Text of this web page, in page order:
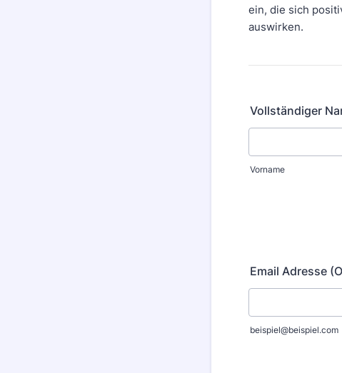
ein, die sich
auswirken.
Vollständiger
Vorname
Email Adresse
beispiel@beispiel.com